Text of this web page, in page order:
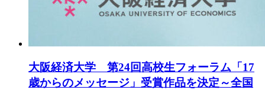
大阪経済大学 第24回高校生フォーラム「17
歳からのメッセージ」受賞作品を決定～全国